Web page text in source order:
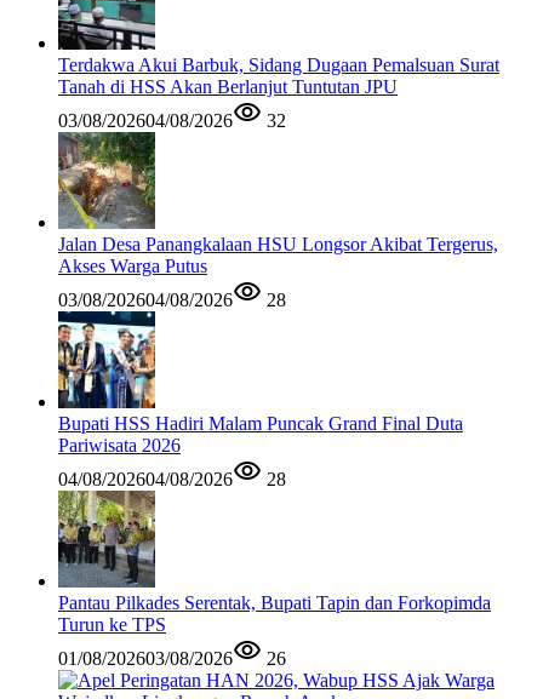
Terdakwa Akui Barbuk, Sidang Dugaan Pemalsuan Surat
Tanah di HSS Akan Berlanjut Tuntutan JPU
03/08/202604/08/2026 32
Jalan Desa Panangkalaan HSU Longsor Akibat Tergerus,
Akses Warga Putus
03/08/202604/08/2026 28
Bupati HSS Hadiri Malam Puncak Grand Final Duta
Pariwisata 2026
04/08/202604/08/2026 28
Pantau Pilkades Serentak, Bupati Tapin dan Forkopimda
Turun ke TPS
01/08/202603/08/2026 26